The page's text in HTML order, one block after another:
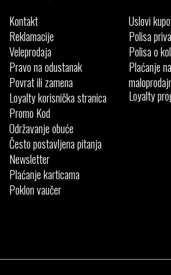
Kontakt
Reklamacije
Veleprodaja
Pravo na odustanak
Povrat ili zamena
Loyalty korisnička stranica
Promo Kod
Održavanje obuće
Često postavljena pitanja
Newsletter
Plaćanje karticama
Poklon vaučer
Uslovi
Polisa
Polisa o
Plaćanje
Loyalty